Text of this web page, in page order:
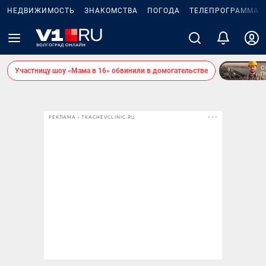
НЕДВИЖИМОСТЬ ЗНАКОМСТВА ПОГОДА ТЕЛЕПРОГРАММА
Участницу шоу «Мама в 16» обвинили в домогательстве
РЕКЛАМА • TKACHEVCLINIC.RU